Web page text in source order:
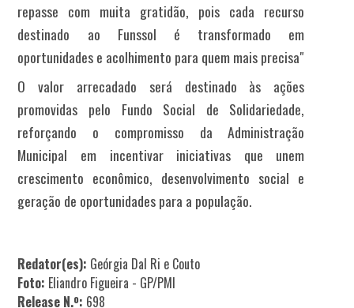
repasse com muita gratidão, pois cada recurso
destinado ao Funssol é transformado em
oportunidades e acolhimento para quem mais precisa"
O valor arrecadado será destinado às ações
promovidas pelo Fundo Social de Solidariedade,
reforçando o compromisso da Administração
Municipal em incentivar iniciativas que unem
crescimento econômico, desenvolvimento social e
geração de oportunidades para a população.
Redator(es): Geórgia Dal Ri e Couto
Foto: Eliandro Figueira - GP/PMI
Release N.º: 698